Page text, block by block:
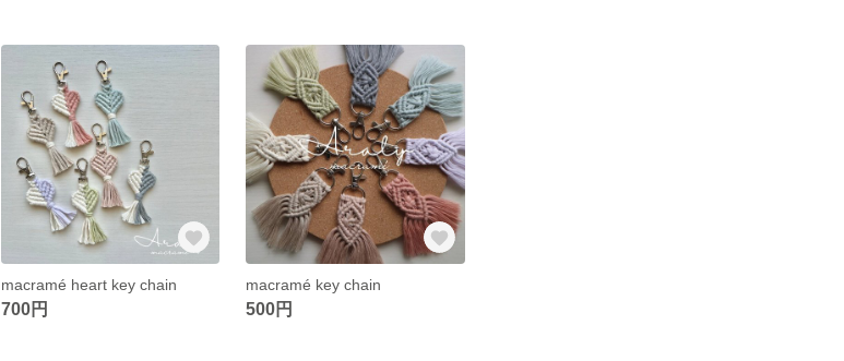
macramé heart key chain
700円
macramé key chain
500円